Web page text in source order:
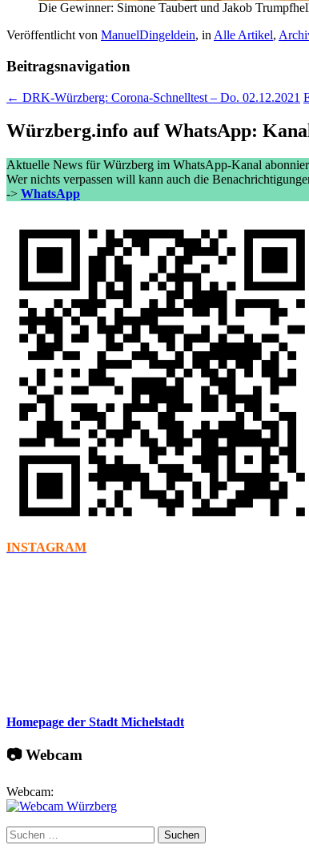
Die Gewinner: Simone Taubert und Jakob
Veröffentlicht von ManuelDingeldein, in Alle Artikel,
Beitragsnavigation
← DRK-Würzberg: Corona-Schnelltest – Do. 02.12.2021
Würzberg.info auf WhatsApp:
Aktuelle News für Würzberg im WhatsApp-Kanal
Wer nichts verpassen will kann auch die
-> WhatsApp
INSTAGRAM
Homepage der Stadt Michelstadt
📷 Webcam
Webcam:
Suchen
nach: